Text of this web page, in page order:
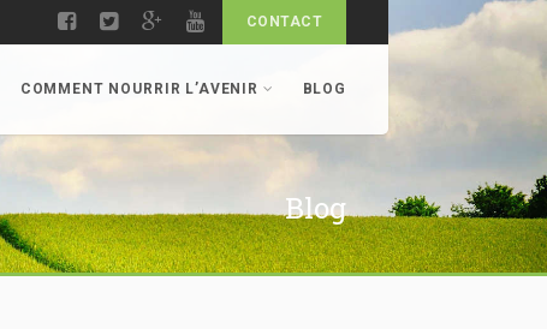
CONTACT
COMMENT NOURRIR L’AVENIR BLOG
Blog